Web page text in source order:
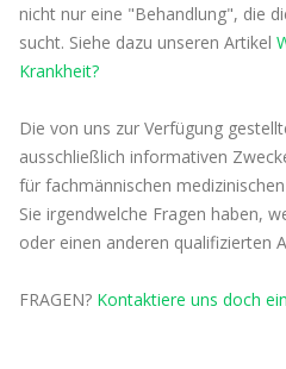
nicht nur eine "Behandlung", die
sucht. Siehe dazu unseren Artikel
Krankheit?
Die von uns zur Verfügung
ausschließlich informativen
für fachmännischen
Sie irgendwelche Fragen haben,
oder einen anderen qualifizierten
FRAGEN? Kontaktiere uns doch